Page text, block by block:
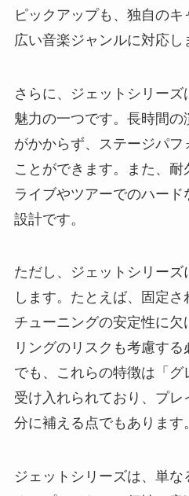
ピックアップも、独自の
広い音楽ジャンルに対応し
さらに、ジェットシリー
魅力の一つです。長時間の
がかからず、ステージパフ
ことができます。また、耐
ライブやツアーでのハー
設計です。
ただし、ジェットシリー
します。たとえば、固定
チューニングの安定性に欠
リングのリスクも考慮す
でも、これらの特徴は「グ
受け入れられており、プ
分に補える点でもあります。
ジェットシリーズは、単